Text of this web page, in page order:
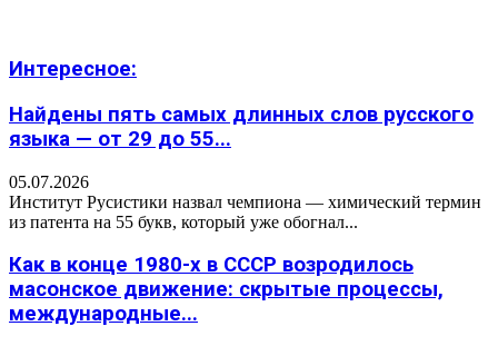
Интересное:
Найдены пять самых длинных слов русского
языка — от 29 до 55...
05.07.2026
Институт Русистики назвал чемпиона — химический термин
из патента на 55 букв, который уже обогнал...
Как в конце 1980-х в СССР возродилось
масонское движение: скрытые процессы,
международные...